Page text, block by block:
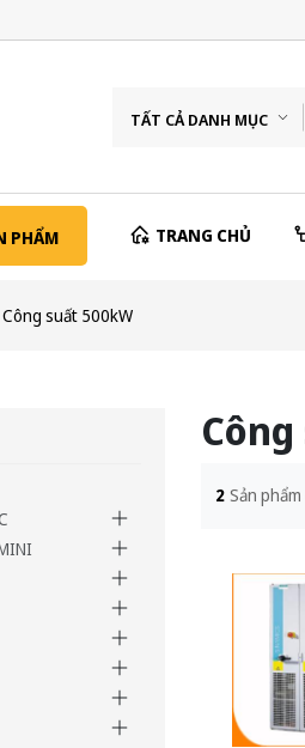
TẤT CẢ DANH MỤC
PHẨM TRANG CHỦ
Công suất 500kW
2 Sản